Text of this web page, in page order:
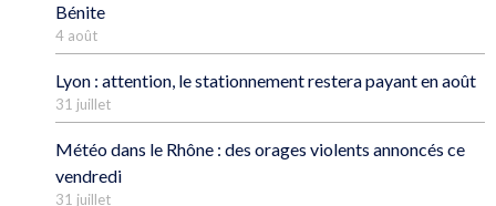
Bénite
4 août
Lyon : attention, le stationnement restera payant en août
31 juillet
Météo dans le Rhône : des orages violents annoncés ce
vendredi
31 juillet